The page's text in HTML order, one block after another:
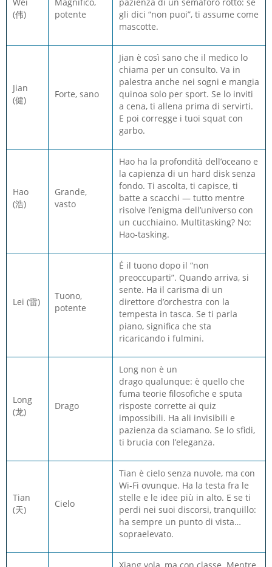
(伟)
potente
gli dici “non puoi”, ti assume come
mascotte.
Jian
(健)
Forte, sano
Jian è così sano che il medico lo
chiama per un consulto. Va in
palestra anche nei sogni e mangia
quinoa solo per sport. Se lo inviti
a cena, ti allena prima di servirti.
E poi corregge i tuoi squat con
garbo.
Hao
(浩)
Grande,
vasto
Hao ha la profondità dell’oceano e
la capienza di un hard disk senza
fondo. Ti ascolta, ti capisce, ti
batte a scacchi — tutto mentre
risolve l’enigma dell’universo con
un cucchiaino. Multitasking? No:
Hao-tasking.
Lei (雷)
Tuono,
potente
É il tuono dopo il “non
preoccuparti”. Quando arriva, si
sente. Ha il carisma di un
direttore d’orchestra con la
tempesta in tasca. Se ti parla
piano, significa che sta
ricaricando i fulmini.
Long
(龙)
Drago
Long non è un
drago qualunque: è quello che
fuma teorie filosofiche e sputa
risposte corrette ai quiz
impossibili. Ha ali invisibili e
pazienza da sciamano. Se lo sfidi,
ti brucia con l’eleganza.
Tian
(天)
Cielo
Tian è cielo senza nuvole, ma con
Wi-Fi ovunque. Ha la testa fra le
stelle e le idee più in alto. E se ti
perdi nei suoi discorsi, tranquillo:
ha sempre un punto di vista…
sopraelevato.